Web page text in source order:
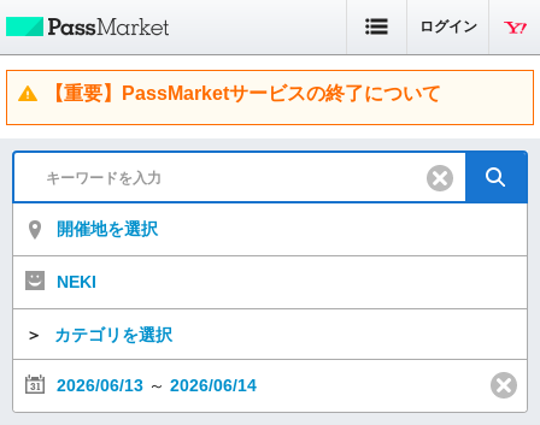
ログイン
【重要】PassMarketサービスの終了について
開催地を選択
NEKI
＞ カテゴリを選択
2026/06/13 ～ 2026/06/14